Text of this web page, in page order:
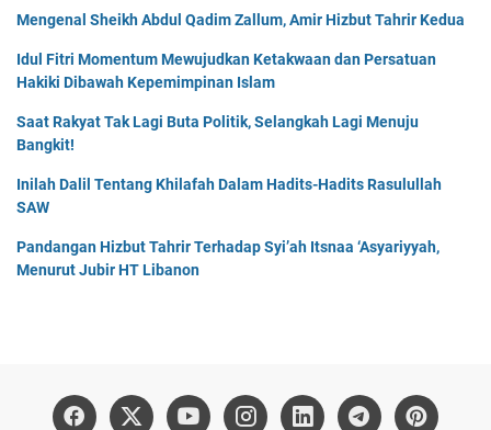
Mengenal Sheikh Abdul Qadim Zallum, Amir Hizbut Tahrir Kedua
Idul Fitri Momentum Mewujudkan Ketakwaan dan Persatuan
Hakiki Dibawah Kepemimpinan Islam
Saat Rakyat Tak Lagi Buta Politik, Selangkah Lagi Menuju
Bangkit!
Inilah Dalil Tentang Khilafah Dalam Hadits-Hadits Rasulullah
SAW
Pandangan Hizbut Tahrir Terhadap Syi’ah Itsnaa ‘Asyariyyah,
Menurut Jubir HT Libanon